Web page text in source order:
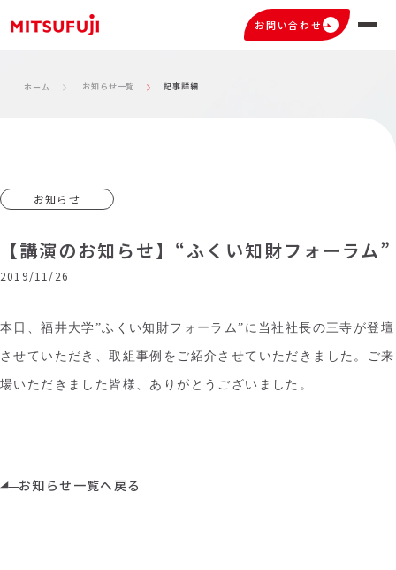
お問い合わせ
ホーム お知らせ一覧 記事詳細
お知らせ
【講演のお知らせ】“ふくい知財フォーラム”
2019/11/26
本日、福井大学”ふくい知財フォーラム”に当社社長の三寺が登壇
させていただき、取組事例をご紹介させていただきました。ご来
場いただきました皆様、ありがとうございました。
お知らせ一覧へ戻る